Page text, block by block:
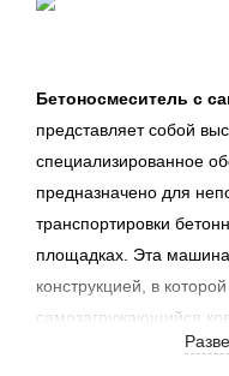
Бетоносмеситель с
представляет собой
специализированное
предназначено для
транспортировки
площадках. Эта
конструкцией, в
самозагружающийся
бетоносмеситель